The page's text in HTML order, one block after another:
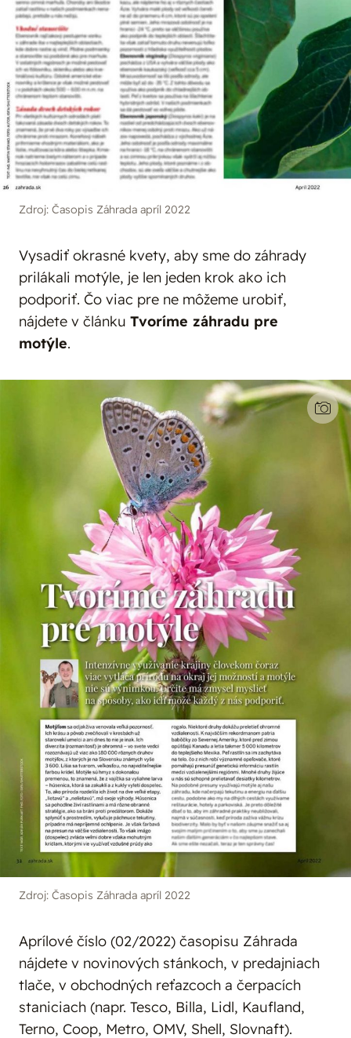
Zdroj: Časopis Záhrada apríl 2022
Vysadiť okrasné kvety, aby sme do záhrady
prilákali motýle, je len jeden krok ako ich
podporiť. Čo viac pre ne môžeme urobiť,
nájdete v článku Tvoríme záhradu pre
motýle.
Zdroj: Časopis Záhrada apríl 2022
Aprílové číslo (02/2022) časopisu Záhrada
nájdete v novinových stánkoch, v predajniach
tlače, v obchodných reťazcoch a čerpacích
staniciach (napr. Tesco, Billa, Lidl, Kaufland,
Terno, Coop, Metro, OMV, Shell, Slovnaft).